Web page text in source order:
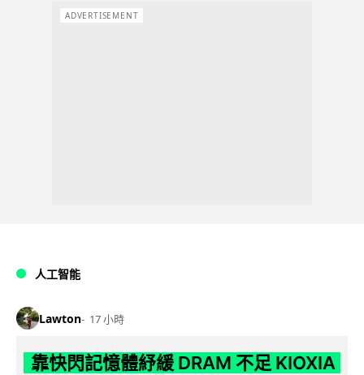
ADVERTISEMENT
人工智能
Lawton 17 小時
靠快閃記憶體紓緩 DRAM 不足 KIOXIA